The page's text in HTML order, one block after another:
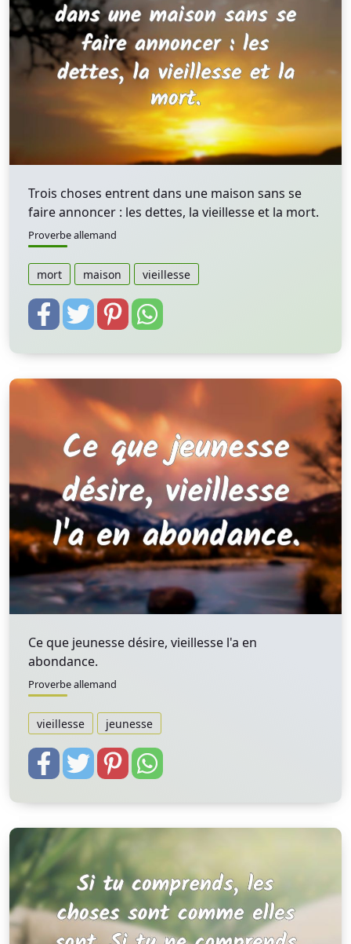
Trois choses entrent dans une maison sans se
faire annoncer : les dettes, la vieillesse et la mort.
Proverbe allemand
mort maison vieillesse
Ce que jeunesse désire, vieillesse l'a en
abondance.
Proverbe allemand
vieillesse jeunesse